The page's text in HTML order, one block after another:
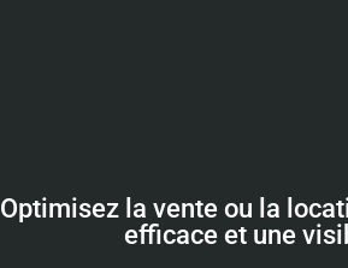
Optimisez la vente ou la
efficace et une